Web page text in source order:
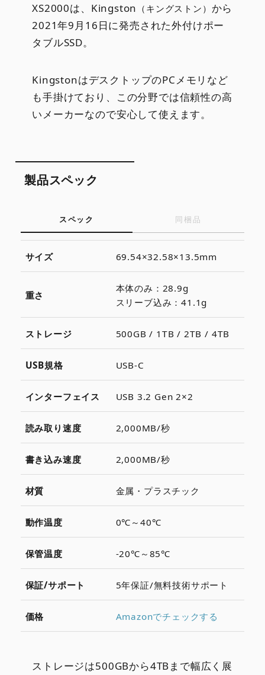
XS2000は、Kingston （キングストン） から
2021年9月16日に発売された外付けポー
タブルSSD。
KingstonはデスクトップのPCメモリなど
も手掛けており、この分野では信頼性の高
いメーカーなので安心して使えます。
製品スペック
スペック 同梱品
サイズ 69.54×32.58×13.5mm
重さ
本体のみ：28.9g
スリーブ込み：41.1g
ストレージ 500GB / 1TB / 2TB / 4TB
USB規格 USB-C
インターフェイス USB 3.2 Gen 2×2
読み取り速度 2,000MB/秒
書き込み速度 2,000MB/秒
材質 金属・プラスチック
動作温度 0℃～40℃
保管温度 -20℃～85℃
保証/サポート 5年保証/無料技術サポート
価格 Amazonでチェックする
ストレージは500GBから4TBまで幅広く展